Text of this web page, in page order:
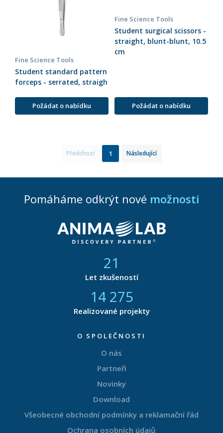
Fine Science Tools
Student standard pattern
forceps - serrated, straigh
Požádat o nabídku
Fine Science Tools
Student surgical scissors -
straight, blunt-blunt, 10.5
cm
Požádat o nabídku
Předchozí 1 Následující
Pomáháme odkrýt nové možnosti
21
Let zkušeností
14 877
Realizované projekty
O SPOLEČNOSTI
O nás
Partneři
Novinky
Download
Všeobecné obchodní podmínky a reklamační řád
Ochrana osobních údajů